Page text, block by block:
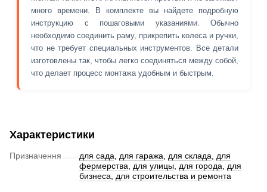
много времени. В комплекте вы найдете подробную
инструкцию с пошаговыми указаниями. Обычно
необходимо соединить раму, прикрепить колеса и ручки,
что не требует специальных инструментов. Все детали
изготовлены так, чтобы легко соединяться между собой,
что делает процесс монтажа удобным и быстрым.
Характеристики
Призначення для сада для гаража для склада
для
фермерства
для улицы для города
для
бизнеса
для строительства и ремонта